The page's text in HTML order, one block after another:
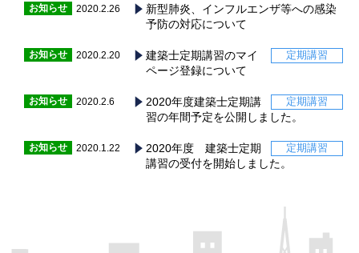
お知らせ 2020.2.26
新型肺炎、インフルエンザ等への感染
予防の対応について
お知らせ 2020.2.20 定期講習
建築士定期講習のマイ
ページ登録について
お知らせ 2020.2.6 定期講習
2020年度建築士定期講
習の年間予定を公開しました。
お知らせ 2020.1.22 定期講習
2020年度 建築士定期
講習の受付を開始しました。